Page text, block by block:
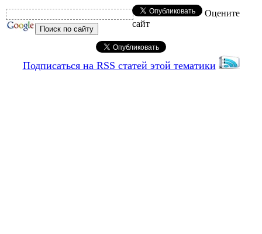
Оцените
сайт
Подписаться на RSS статей этой тематики